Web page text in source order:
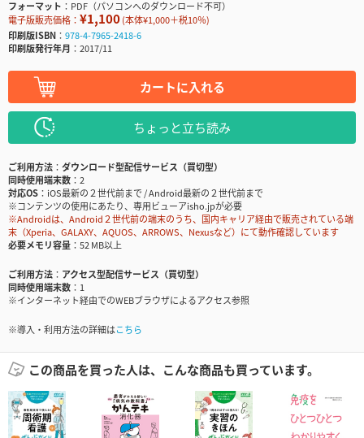
フォーマット
PDF（パソコンへのダウンロード不可）
電子版販売価格： ¥1,100(本体¥1,000＋税10％)
印刷版ISBN
978-4-7965-2418-6
印刷版発行年月
2017/11
カートに入れる
ちょっと立ち読み
ご利用方法
ダウンロード型配信サービス（買切型）
同時使用端末数
2
対応OS
iOS最新の２世代前まで / Android最新の２世代前まで
※コンテンツの使用にあたり、専用ビューアisho.jpが必要
※Androidは、Android２世代前の端末のうち、国内キャリア経由で販売されている端
末（Xperia、GALAXY、AQUOS、ARROWS、Nexusなど）にて動作確認しています
必要メモリ容量
52 MB以上
ご利用方法
アクセス型配信サービス（買切型）
同時使用端末数
1
※インターネット経由でのWEBブラウザによるアクセス参照
※導入・利用方法の詳細はこちら
この商品を買った人は、こんな商品も買っています。